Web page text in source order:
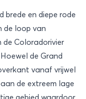
brede en diepe rode
de loop van
de Coloradorivier
de Grand
vanaf vrijwel
de extreem lage